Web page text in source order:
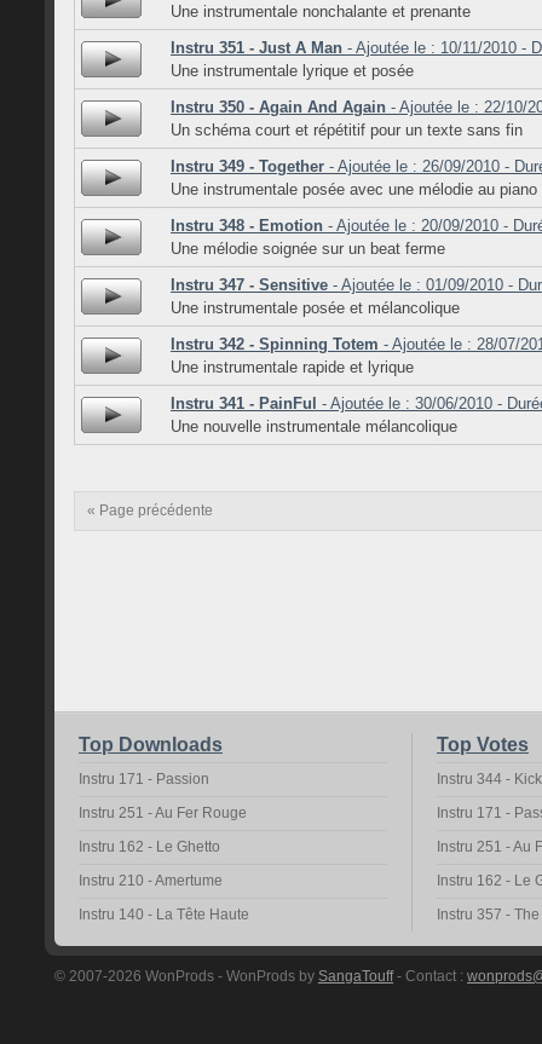
Une instrumentale nonchalante et prenante
Instru 351 - Just A Man - Ajoutée le : 10/11/2010 -
Une instrumentale lyrique et posée
Instru 350 - Again And Again - Ajoutée le : 22/10/
Un schéma court et répétitif pour un texte sans fin
Instru 349 - Together - Ajoutée le : 26/09/2010 -
Une instrumentale posée avec une mélodie au piano
Instru 348 - Emotion - Ajoutée le : 20/09/2010 -
Une mélodie soignée sur un beat ferme
Instru 347 - Sensitive - Ajoutée le : 01/09/2010 -
Une instrumentale posée et mélancolique
Instru 342 - Spinning Totem - Ajoutée le : 28/07/
Une instrumentale rapide et lyrique
Instru 341 - PainFul - Ajoutée le : 30/06/2010 -
Une nouvelle instrumentale mélancolique
« Page précédente
Top Downloads
Instru 171 - Passion
Instru 251 - Au Fer Rouge
Instru 162 - Le Ghetto
Instru 210 - Amertume
Instru 140 - La Tête Haute
Top Votes
Instru 344 -
Instru 171 -
Instru 251 - Au
Instru 162 - Le
Instru 357 -
© 2007-2026 WonProds - WonProds by SangaTouff- Contact :